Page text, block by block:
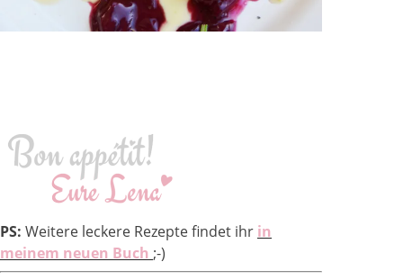
PS: Weitere leckere Rezepte findet ihr in
meinem neuen Buch ;-)